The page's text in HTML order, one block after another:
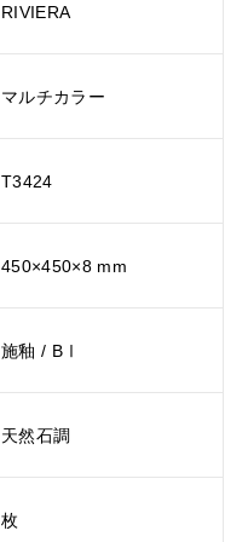
RIVIERA
マルチカラー
T3424
450×450×8 mm
施釉 / BⅠ
天然石調
枚